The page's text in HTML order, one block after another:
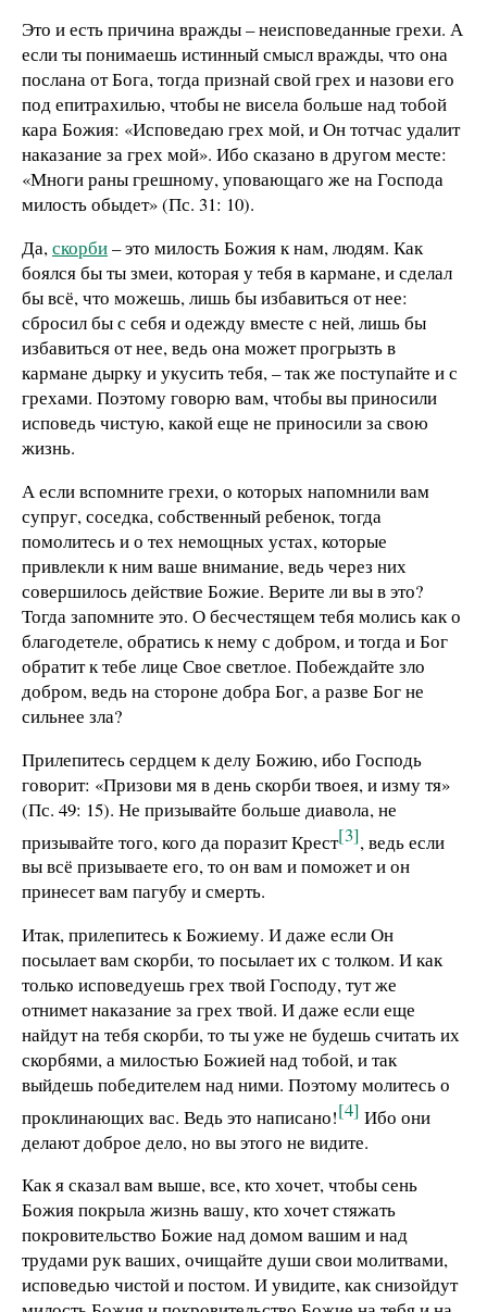
Это и есть причина вражды – неисповеданные грехи. А
если ты понимаешь истинный смысл вражды, что она
послана от Бога, тогда признай свой грех и назови его
под епитрахилью, чтобы не висела больше над тобой
кара Божия: «Исповедаю грех мой, и Он тотчас удалит
наказание за грех мой». Ибо сказано в другом месте:
«Многи раны грешному, уповающаго же на Господа
милость обыдет» (Пс. 31: 10).
Да,скорби– это милость Божия к нам, людям. Как
боялся бы ты змеи, которая у тебя в кармане, и сделал
бы всё, что можешь, лишь бы избавиться от нее:
сбросил бы с себя и одежду вместе с ней, лишь бы
избавиться от нее, ведь она может прогрызть в
кармане дырку и укусить тебя, – так же поступайте и с
грехами. Поэтому говорю вам, чтобы вы приносили
исповедь чистую, какой еще не приносили за свою
жизнь.
А если вспомните грехи, о которых напомнили вам
супруг, соседка, собственный ребенок, тогда
помолитесь и о тех немощных устах, которые
привлекли к ним ваше внимание, ведь через них
совершилось действие Божие. Верите ли вы в это?
Тогда запомните это. О бесчестящем тебя молись как о
благодетеле, обратись к нему с добром, и тогда и Бог
обратит к тебе лице Свое светлое. Побеждайте зло
добром, ведь на стороне добра Бог, а разве Бог не
сильнее зла?
Прилепитесь сердцем к делу Божию, ибо Господь
говорит: «Призови мя в день скорби твоея, и изму тя»
(Пс. 49: 15). Не призывайте больше диавола, не
призывайте того, кого да поразит Крест[3], ведь если
вы всё призываете его, то он вам и поможет и он
принесет вам пагубу и смерть.
Итак, прилепитесь к Божиему. И даже если Он
посылает вам скорби, то посылает их с толком. И как
только исповедуешь грех твой Господу, тут же
отнимет наказание за грех твой. И даже если еще
найдут на тебя скорби, то ты уже не будешь считать их
скорбями, а милостью Божией над тобой, и так
выйдешь победителем над ними. Поэтому молитесь о
проклинающих вас. Ведь это написано![4] Ибо они
делают доброе дело, но вы этого не видите.
Как я сказал вам выше, все, кто хочет, чтобы сень
Божия покрыла жизнь вашу, кто хочет стяжать
покровительство Божие над домом вашим и над
трудами рук ваших, очищайте души свои молитвами,
исповедью чистой и постом. И увидите, как снизойдут